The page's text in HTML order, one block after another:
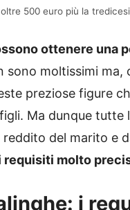
500 euro più la
ottenere una
sono moltissimi ma,
preziose figure
Ma dunque tutte
del marito e
molto
i